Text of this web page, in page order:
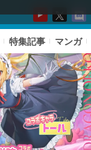
特集記事 マンガ